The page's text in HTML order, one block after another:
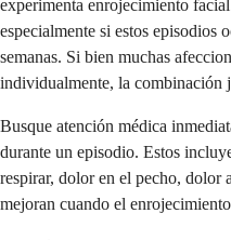
experimenta enrojecimiento
especialmente si estos episodios
semanas. Si bien muchas
individualmente, la combinación
Busque atención médica
durante un episodio. Estos
respirar, dolor en el pecho, dolor
mejoran cuando el